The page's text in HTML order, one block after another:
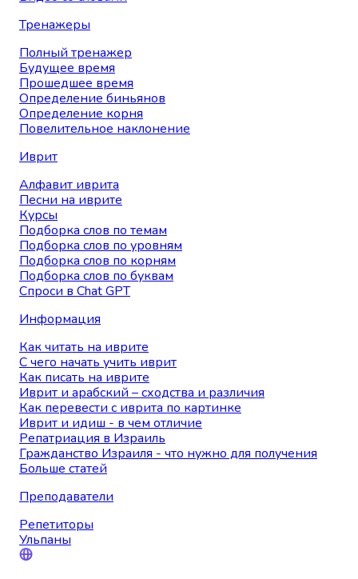
Тренажеры
Полный тренажер
Будущее время
Прошедшее время
Определение биньянов
Определение корня
Повелительное наклонение
Иврит
Алфавит иврита
Песни на иврите
Курсы
Подборка слов по темам
Подборка слов по уровням
Подборка слов по корням
Подборка слов по буквам
Спроси в Chat GPT
Информация
Как читать на иврите
С чего начать учить иврит
Как писать на иврите
Иврит и арабский – сходства и различия
Как перевести с иврита по картинке
Иврит и идиш - в чем отличие
Репатриация в Израиль
Гражданство Израиля - что нужно для получения
Больше статей
Преподаватели
Репетиторы
Ульпаны